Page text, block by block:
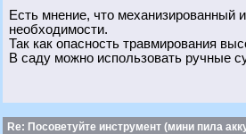
Есть мнение, что механизированный
необходимости.
Так как опасность травмирования
В саду можно использовать ручные
Re: Посоветуйте инструмент (мини пила